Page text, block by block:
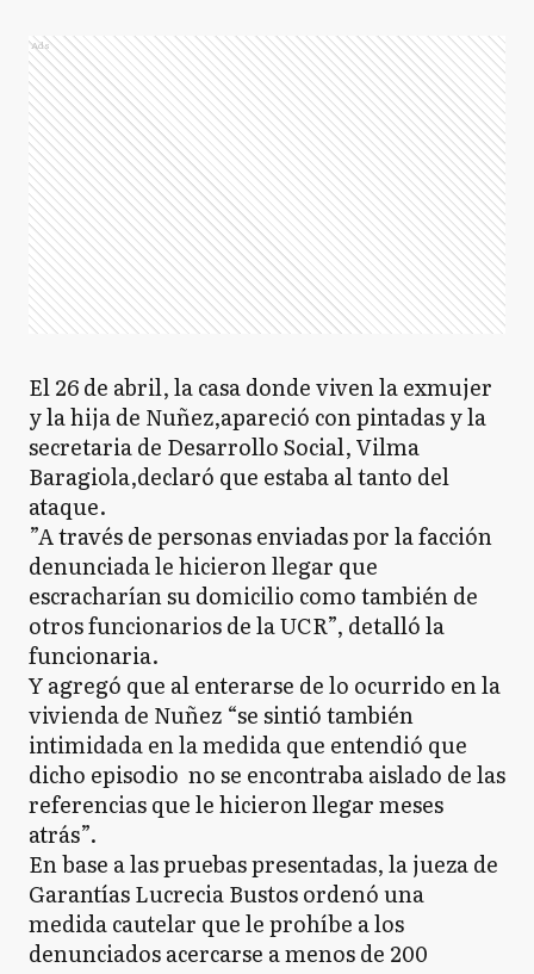
Ads
El 26 de abril, la casa donde viven la exmujer
y la hija de Nuñez,apareció con pintadas y la
secretaria de Desarrollo Social, Vilma
Baragiola,declaró que estaba al tanto del
ataque.
”A través de personas enviadas por la facción
denunciada le hicieron llegar que
escracharían su domicilio como también de
otros funcionarios de la UCR”, detalló la
funcionaria.
Y agregó que al enterarse de lo ocurrido en la
vivienda de Nuñez “se sintió también
intimidada en la medida que entendió que
dicho episodio no se encontraba aislado de las
referencias que le hicieron llegar meses
atrás”.
En base a las pruebas presentadas, la jueza de
Garantías Lucrecia Bustos ordenó una
medida cautelar que le prohíbe a los
denunciados acercarse a menos de 200